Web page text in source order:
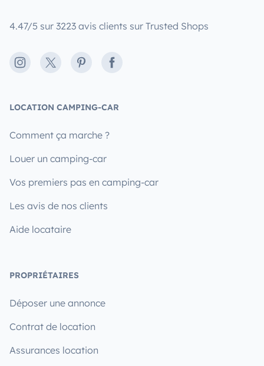
4.47/5 sur 3223 avis clients sur Trusted Shops
Instagram
X PinterestFacebook
LOCATION CAMPING-CAR
Comment ça marche ?
Louer un camping-car
Vos premiers pas en camping-car
Les avis de nos clients
Aide locataire
PROPRIÉTAIRES
Déposer une annonce
Contrat de location
Assurances location